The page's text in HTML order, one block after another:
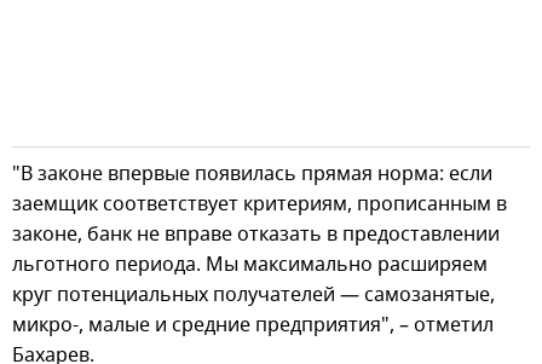
"В законе впервые появилась прямая норма: если
заемщик соответствует критериям, прописанным в
законе, банк не вправе отказать в предоставлении
льготного периода. Мы максимально расширяем
круг потенциальных получателей — самозанятые,
микро-, малые и средние предприятия", – отметил
Бахарев.